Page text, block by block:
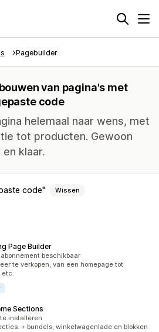
Pagebuilder
van pagina's met
code
helemaal naar wens, met
tot producten. Gewoon
klaar.
code Wissen
Page Builder
beschikbaar
te verkopen, van een homepage tot
etc.
Sections
installeren
+ bundels, winkelwagenlade en blokken